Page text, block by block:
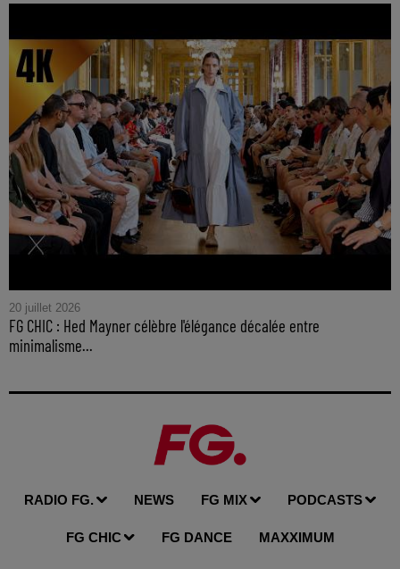
20 juillet 2026
FG CHIC : Hed Mayner célèbre l'élégance décalée entre
minimalisme...
RADIO FG. NEWS FG MIX PODCASTS
FG CHIC FG DANCE MAXXIMUM